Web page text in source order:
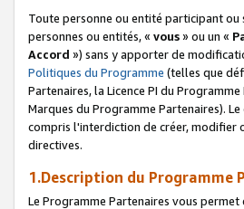
Toute personne ou entité participant
personnes ou entités, « vous» ou un «
Accord ») sans y apporter de
Politiques du Programme (telles que
Partenaires, la Licence PI du
Marques du Programme Partenaires).
compris l'interdiction de créer, modifier
directives.
1.Description du Programme
Le Programme Partenaires vous